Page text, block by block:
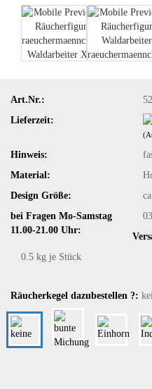
Art.Nr.:
Lieferzeit:
Hinweis:
Material:
Design Größe:
bei Fragen Mo-Samstag
11.00-21.00 Uhr:
0.5 kg je Stück
Räucherkegel dazubestellen ?: